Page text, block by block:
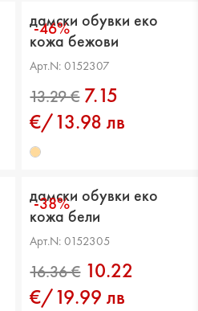
13.80 €
-46%
дамски обувки еко
кожа бежови
Арт.N: 0152307
13.29 €
7.15
€/13.98 лв
-38%
дамски обувки еко
кожа бели
Арт.N: 0152305
10.22
€/19.99 лв